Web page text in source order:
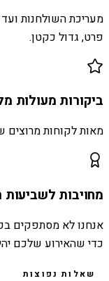
מעריכת השולחנות
פרט, גדול כקטן.
ביקורות מעולות
מאות לקוחות מרוצים
מחויבות לשביעות
אנחנו לא מסתפקים
כדי שהאירוע שלכם
שאלות נפוצות